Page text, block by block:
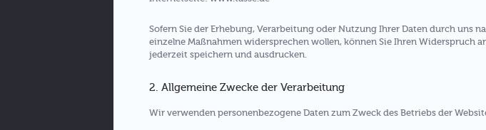
Sofern Sie der Erhebung, Verarbeitung oder Nutzung Ihrer Daten durch uns
einzelne Maßnahmen widersprechen wollen, können Sie Ihren Widerspruch
jederzeit speichern und ausdrucken.
2. Allgemeine Zwecke der Verarbeitung
Wir verwenden personenbezogene Daten zum Zweck des Betriebs der